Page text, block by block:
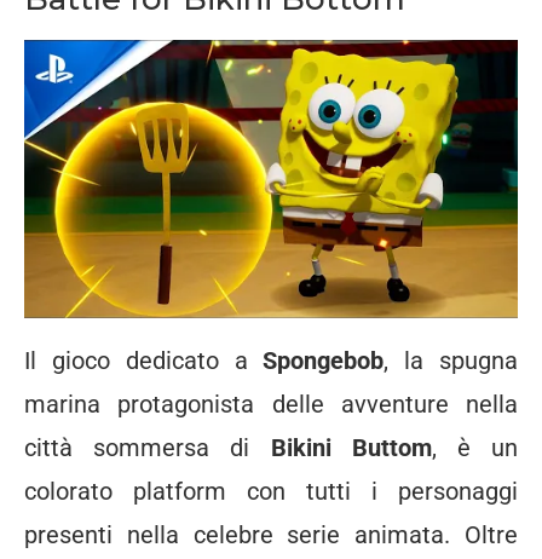
Il gioco dedicato aSpongebob, la spugna
marina protagonista delle avventure nella
città sommersa di Bikini Buttom, è un
colorato platform con tutti i personaggi
presenti nella celebre serie animata. Oltre